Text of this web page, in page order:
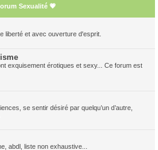
Sexualité 💗
liberté et avec ouverture d'esprit.
exquisement érotiques et sexy... Ce forum est
se sentir désiré par quelqu’un d’autre,
abdl, liste non exhaustive...